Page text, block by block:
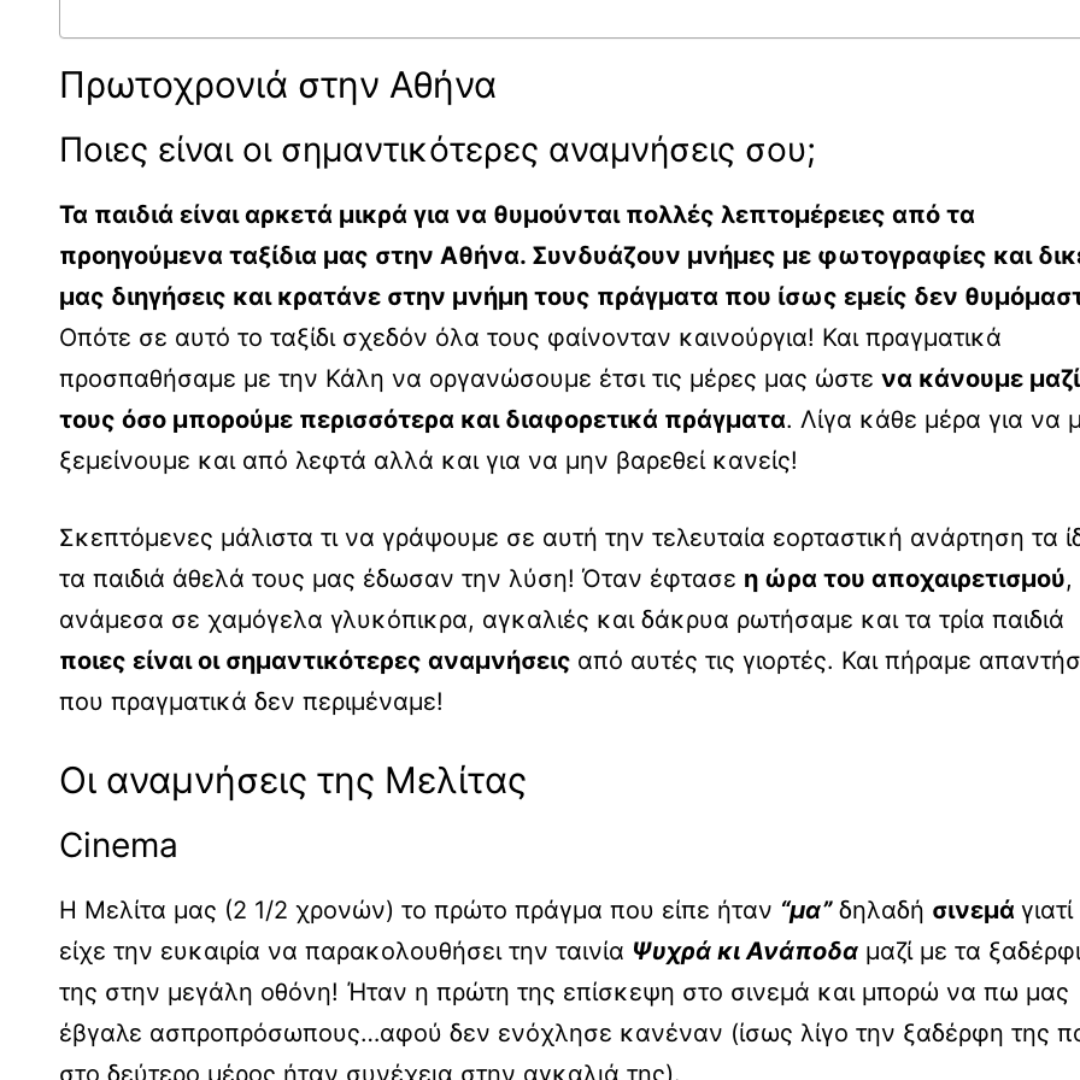
Πρωτοχρονιά στην Αθήνα
Ποιες είναι οι σημαντικότερες αναμνήσεις σου;
Τα παιδιά είναι αρκετά μικρά για να θυμούνται πολλές λεπτομέρειες από τα
προηγούμενα ταξίδια μας στην Αθήνα. Συνδυάζουν μνήμες με φωτογραφίες και
μας διηγήσεις και κρατάνε στην μνήμη τους πράγματα που ίσως εμείς δεν
Οπότε σε αυτό το ταξίδι σχεδόν όλα τους φαίνονταν καινούργια! Και πραγματικά
προσπαθήσαμε με την Κάλη να οργανώσουμε έτσι τις μέρες μας ώστε να κάνουμε μαζί
τους όσο μπορούμε περισσότερα και διαφορετικά πράγματα. Λίγα κάθε μέρα για να
ξεμείνουμε και από λεφτά αλλά και για να μην βαρεθεί κανείς!
Σκεπτόμενες μάλιστα τι να γράψουμε σε αυτή την τελευταία εορταστική ανάρτηση τα
τα παιδιά άθελά τους μας έδωσαν την λύση! Όταν έφτασε η ώρα του αποχαιρετισμού,
ανάμεσα σε χαμόγελα γλυκόπικρα, αγκαλιές και δάκρυα ρωτήσαμε και τα τρία παιδιά
ποιες είναι οι σημαντικότερες αναμνήσεις από αυτές τις γιορτές. Και πήραμε
που πραγματικά δεν περιμέναμε!
Οι αναμνήσεις της Μελίτας
Cinema
Η Μελίτα μας (2 1/2 χρονών) το πρώτο πράγμα που είπε ήταν “μα”δηλαδή σινεμά γιατί
είχε την ευκαιρία να παρακολουθήσει την ταινία Ψυχρά κι Ανάποδα μαζί με τα
της στην μεγάλη οθόνη! Ήταν η πρώτη της επίσκεψη στο σινεμά και μπορώ να πω μας
έβγαλε ασπροπρόσωπους…αφού δεν ενόχλησε κανέναν (ίσως λίγο την ξαδέρφη της
στο δεύτερο μέρος ήταν συνέχεια στην αγκαλιά της).